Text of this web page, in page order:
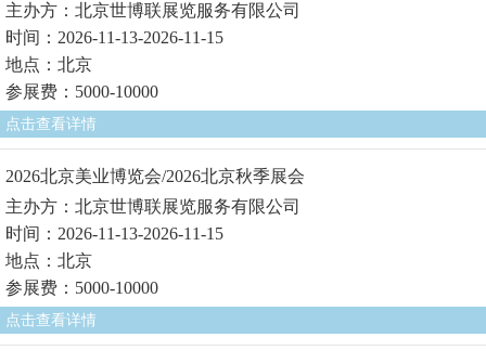
主办方：北京世博联展览服务有限公司
时间：2026-11-13-2026-11-15
地点：北京
参展费：5000-10000
点击查看详情
2026北京美业博览会/2026北京秋季展会
主办方：北京世博联展览服务有限公司
时间：2026-11-13-2026-11-15
地点：北京
参展费：5000-10000
点击查看详情